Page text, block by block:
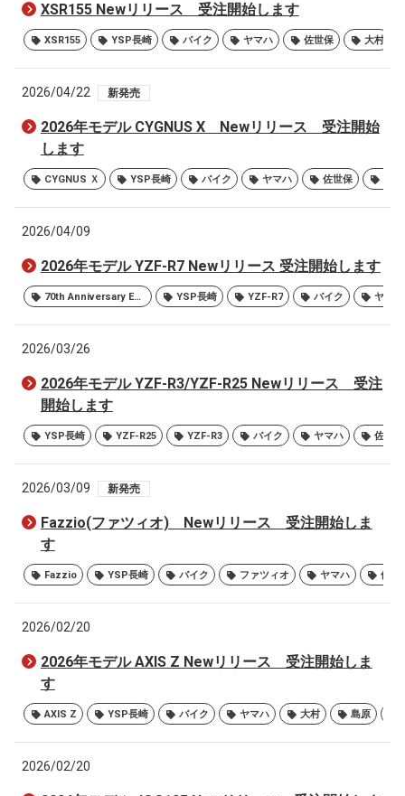
XSR155 Newリリース 受注開始します
XSR155 YSP長崎 バイク ヤマハ 佐世保 大村
2026/04/22 新発売
2026年モデル CYGNUS X Newリリース 受注開始
します
CYGNUS Ｘ YSP長崎 バイク ヤマハ 佐世保
2026/04/09
2026年モデル YZF-R7 Newリリース 受注開始します
70th Anniversary Edition YSP長崎 YZF-R7 バイク ヤマハ
2026/03/26
2026年モデル YZF-R3/YZF-R25 Newリリース 受注
開始します
YSP長崎 YZF-R25 YZF-R3 バイク ヤマハ 佐世保
2026/03/09 新発売
Fazzio(ファツィオ) Newリリース 受注開始しま
す
Fazzio YSP長崎 バイク ファツィオ ヤマハ 佐世
2026/02/20
2026年モデル AXIS Z Newリリース 受注開始しま
す
AXIS Z YSP長崎 バイク ヤマハ 大村 島原
2026/02/20